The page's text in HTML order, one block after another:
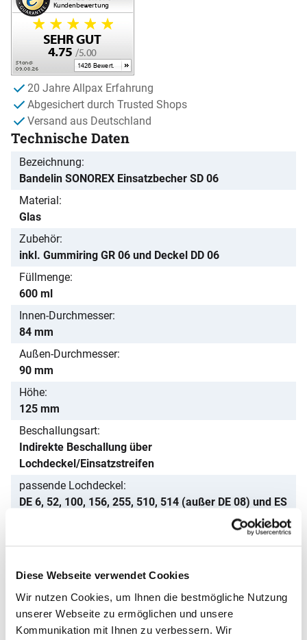
Diese Webseite verwendet Cookies
Wir nutzen Cookies, um Ihnen die bestmögliche Nutzung
unserer Webseite zu ermöglichen und unsere
Kommunikation mit Ihnen zu verbessern. Wir
20 Jahre Allpax Erfahrung
Abgesichert durch Trusted Shops
Versand aus Deutschland
Technische Daten
Bezeichnung
Bandelin SONOREX Einsatzbecher SD 06
Material
Glas
Zubehör
inkl. Gummiring GR 06 und Deckel DD 06
Füllmenge
600 ml
Innen-Durchmesser
84 mm
Außen-Durchmesser
90 mm
Höhe
125 mm
Beschallungsart
Indirekte Beschallung über
Lochdeckel/Einsatzstreifen
passende Lochdeckel
DE 6, 52, 100, 156, 255, 510, 514 (außer DE 08) und ES
Geeignet für DT
SONOREX DT 100/H, DT 102/H, DT 255/H, DT 514/H
Nicht passend für
SONOREX RK 31/H, DT 31/H